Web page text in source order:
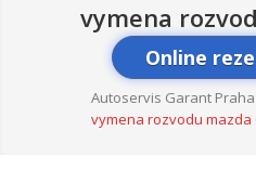
vymena
Online
Autoservis Garant Praha
vymena rozvodu mazda